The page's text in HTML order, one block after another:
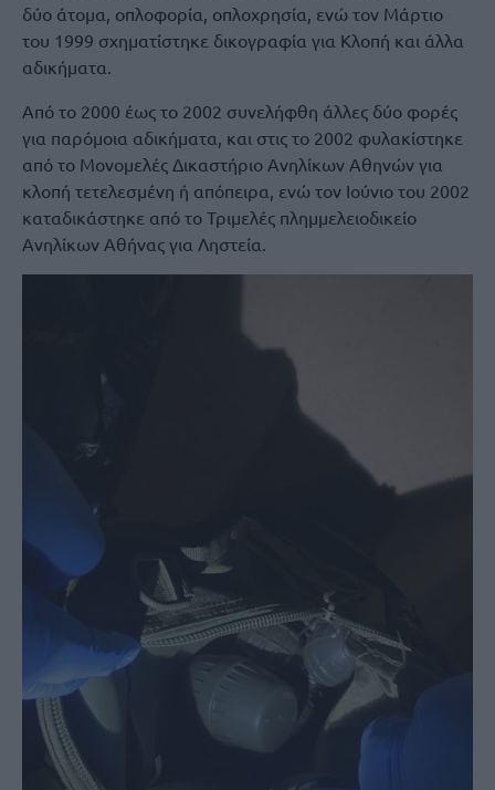
δύο άτομα, οπλοφορία, οπλοχρησία, ενώ τον Μάρτιο
του 1999 σχηματίστηκε δικογραφία για Κλοπή και άλλα
αδικήματα.
Από το 2000 έως το 2002 συνελήφθη άλλες δύο φορές
για παρόμοια αδικήματα, και στις το 2002 φυλακίστηκε
από το Μονομελές Δικαστήριο Ανηλίκων Αθηνών για
κλοπή τετελεσμένη ή απόπειρα, ενώ τον Ιούνιο του 2002
καταδικάστηκε από το Τριμελές πλημμελειοδικείο
Ανηλίκων Αθήνας για Ληστεία.